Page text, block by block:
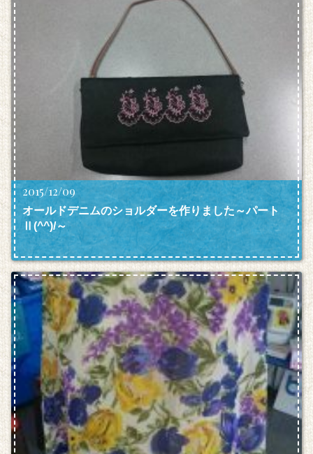
2015/12/09
オールドデニムのショルダーを作りました～パート
Ⅱ(^^)/～